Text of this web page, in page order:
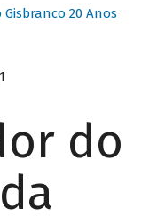
Gisbranco 20 Anos
do